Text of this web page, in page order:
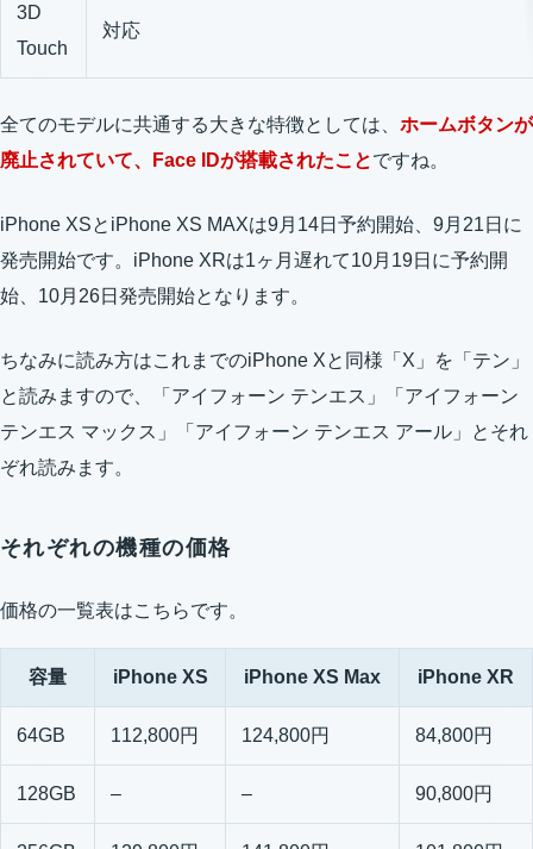
3D
Touch
対応
全てのモデルに共通する大きな特徴としては、 ホームボタンが
廃止されていて、Face IDが搭載されたことですね。
iPhone XSとiPhone XS MAXは9月14日予約開始、9月21日に
発売開始です。iPhone XRは1ヶ月遅れて10月19日に予約開
始、10月26日発売開始となります。
ちなみに読み方はこれまでのiPhone Xと同様「X」を「テン」
と読みますので、「アイフォーン テンエス」「アイフォーン
テンエス マックス」「アイフォーン テンエス アール」とそれ
ぞれ読みます。
それぞれの機種の価格
価格の一覧表はこちらです。
容量 iPhone XS iPhone XS Max iPhone XR
64GB 112,800円 124,800円 84,800円
128GB – – 90,800円